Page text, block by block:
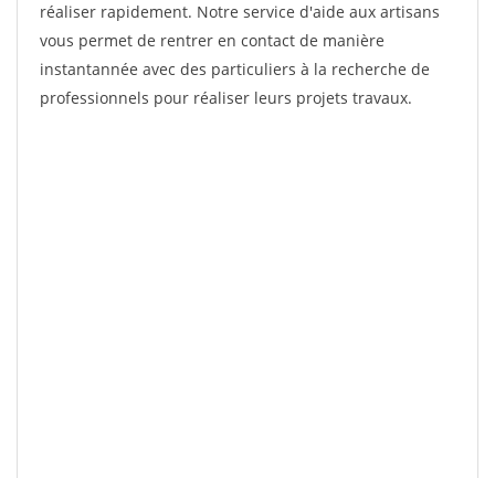
réaliser rapidement. Notre service d'aide aux artisans
vous permet de rentrer en contact de manière
instantannée avec des particuliers à la recherche de
professionnels pour réaliser leurs projets travaux.